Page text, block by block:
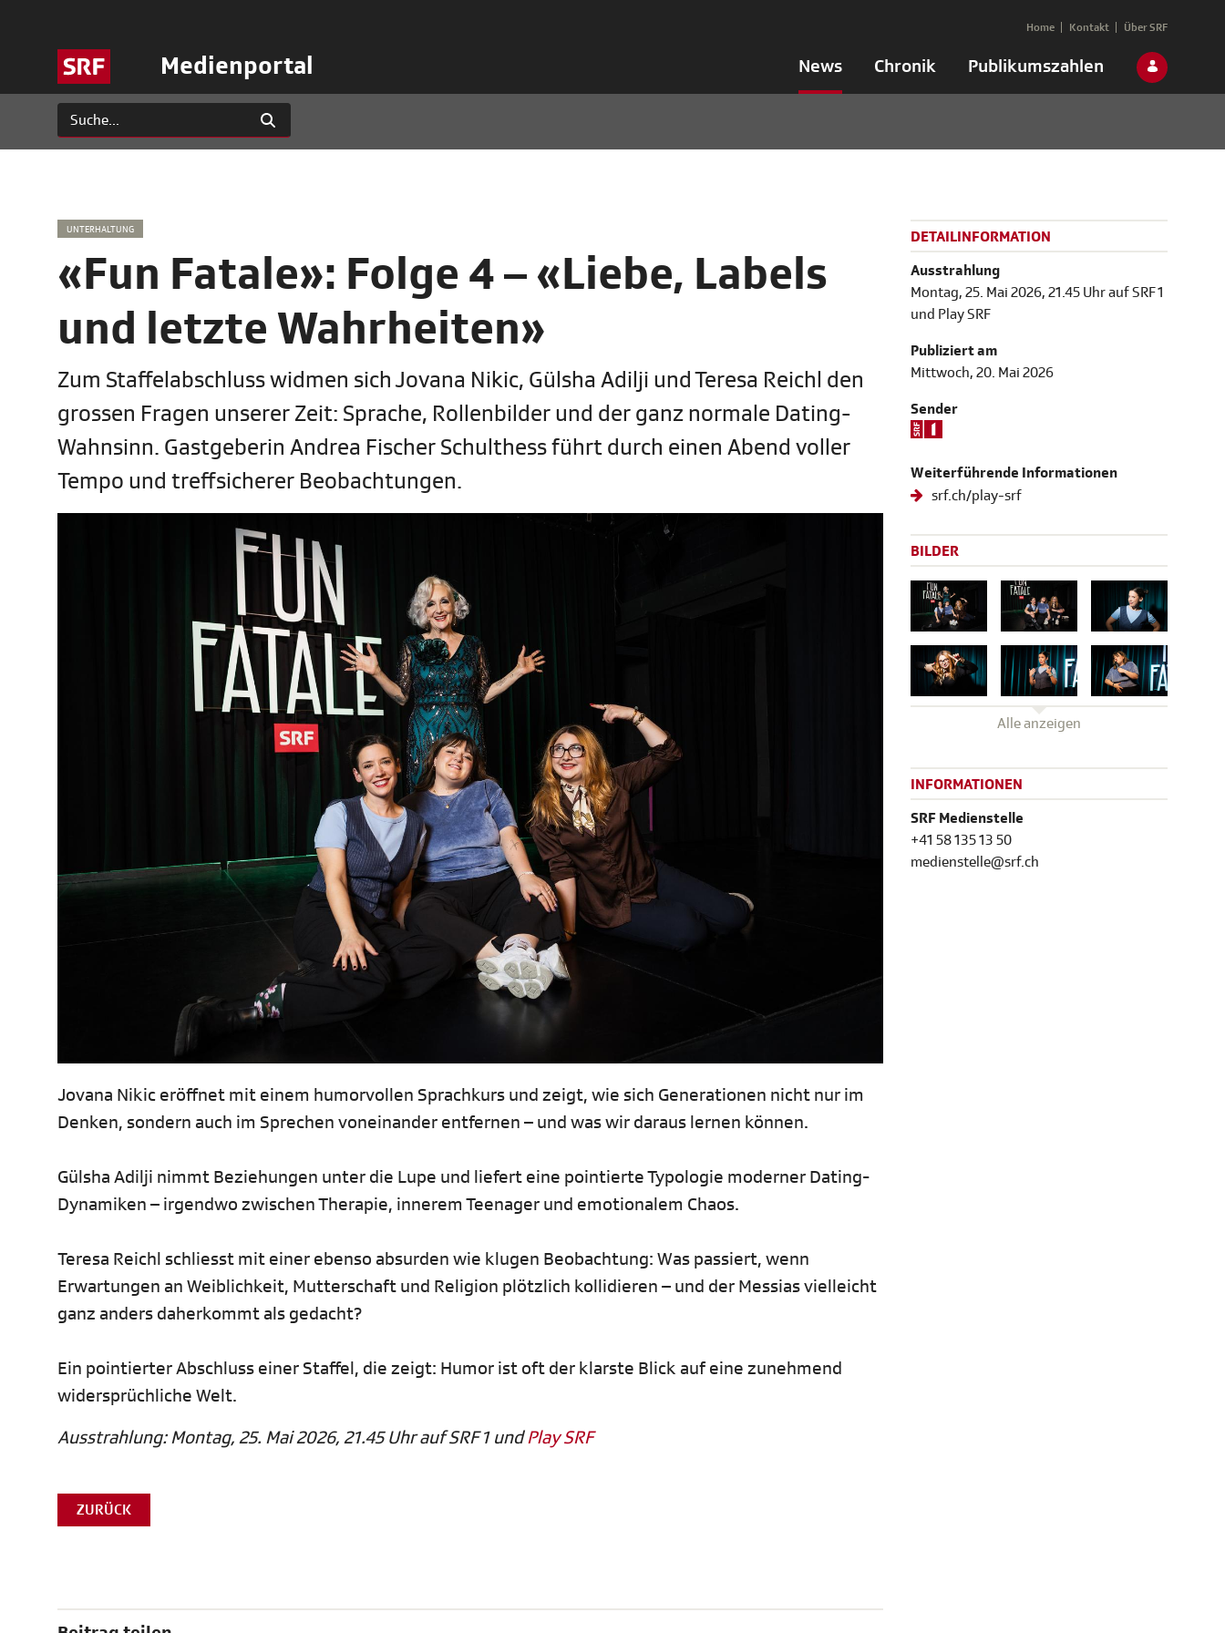
Medienportal News Chronik Publikumszahlen
Home Kontakt Über SRF
UNTERHALTUNG
«Fun Fatale»: Folge 4 – «Liebe, Labels
und letzte Wahrheiten»
Zum Staffelabschluss widmen sich Jovana Nikic, Gülsha Adilji und Teresa Reichl den
grossen Fragen unserer Zeit: Sprache, Rollenbilder und der ganz normale Dating-
Wahnsinn. Gastgeberin Andrea Fischer Schulthess führt durch einen Abend voller
Tempo und treffsicherer Beobachtungen.
Jovana Nikic eröffnet mit einem humorvollen Sprachkurs und zeigt, wie sich Generationen nicht nur im
Denken, sondern auch im Sprechen voneinander entfernen – und was wir daraus lernen können.
Gülsha Adilji nimmt Beziehungen unter die Lupe und liefert eine pointierte Typologie moderner Dating-
Dynamiken – irgendwo zwischen Therapie, innerem Teenager und emotionalem Chaos.
Teresa Reichl schliesst mit einer ebenso absurden wie klugen Beobachtung: Was passiert, wenn
Erwartungen an Weiblichkeit, Mutterschaft und Religion plötzlich kollidieren – und der Messias vielleicht
ganz anders daherkommt als gedacht?
Ein pointierter Abschluss einer Staffel, die zeigt: Humor ist oft der klarste Blick auf eine zunehmend
widersprüchliche Welt.
Ausstrahlung: Montag, 25. Mai 2026, 21.45 Uhr auf SRF 1 undPlay SRF
ZURÜCK
DETAILINFORMATION
Ausstrahlung
Montag, 25. Mai 2026, 21.45 Uhr auf SRF 1
und Play SRF
Publiziert am
Mittwoch, 20. Mai 2026
Sender
Weiterführende Informationen
srf.ch/play-srf
BILDER
Alle anzeigen
INFORMATIONEN
SRF Medienstelle
+41 58 135 13 50
medienstelle@srf.ch